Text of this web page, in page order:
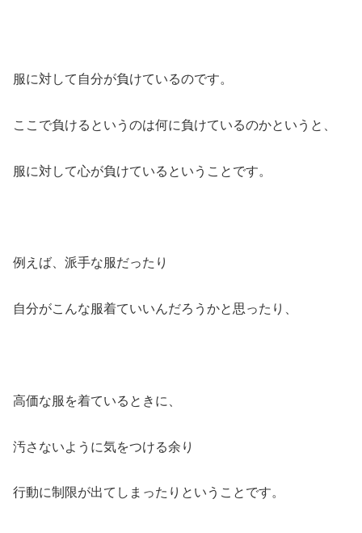
服に対して自分が負けているのです。
ここで負けるというのは何に負けているのかというと、
服に対して心が負けているということです。
例えば、派手な服だったり
自分がこんな服着ていいんだろうかと思ったり、
高価な服を着ているときに、
汚さないように気をつける余り
行動に制限が出てしまったりということです。